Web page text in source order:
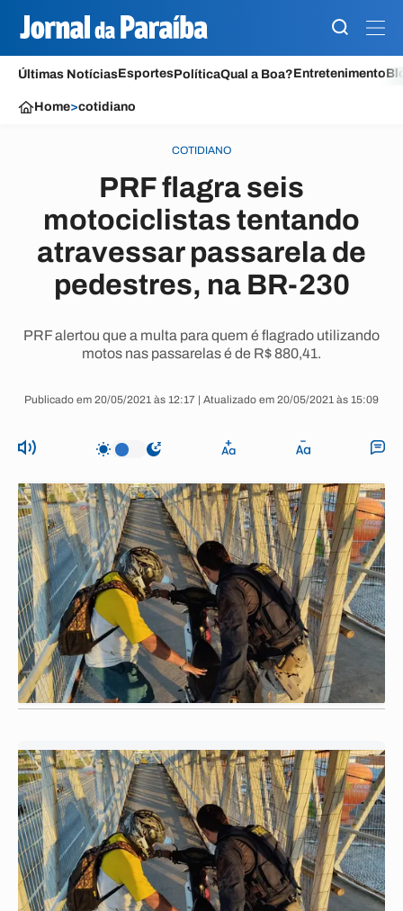
Últimas NotíciasEsportesPolíticaQual a Boa?Entretenimento
Home>cotidiano
COTIDIANO
PRF flagra seis
motociclistas tentando
atravessar passarela de
pedestres, na BR-230
PRF alertou que a multa para quem é flagrado utilizando
motos nas passarelas é de R$ 880,41.
Publicado em 20/05/2021 às 12:17 | Atualizado em 20/05/2021 às 15:09